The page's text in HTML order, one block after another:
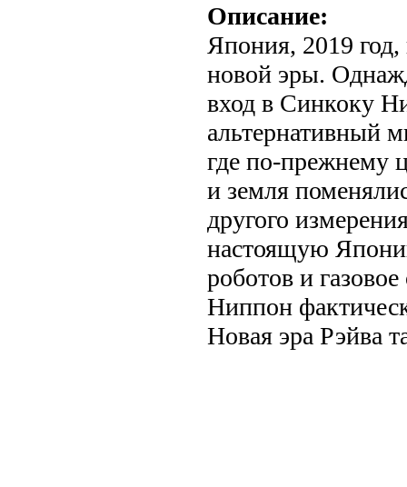
Описание:
Япония, 2019 год,
новой эры.
вход в Синкоку
альтернативный
где по-прежнему
и земля
другого
настоящую
роботов и
Ниппон
Новая эра Рэйва